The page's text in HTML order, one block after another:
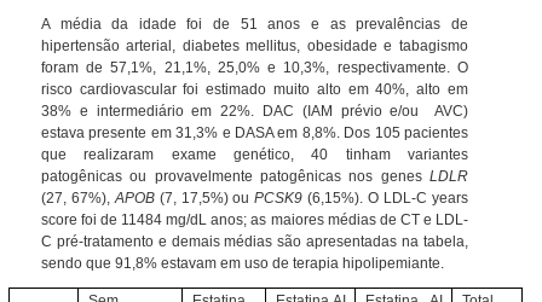
A média da idade foi de 51 anos e as prevalências de
hipertensão arterial, diabetes mellitus, obesidade e tabagismo
foram de 57,1%, 21,1%, 25,0% e 10,3%, respectivamente. O
risco cardiovascular foi estimado muito alto em 40%, alto em
38% e intermediário em 22%. DAC (IAM prévio e/ou AVC)
estava presente em 31,3% e DASA em 8,8%. Dos 105 pacientes
que realizaram exame genético, 40 tinham variantes
patogênicas ou provavelmente patogênicas nos genes LDLR
(27, 67%),APOB(7, 17,5%) ouPCSK9(6,15%). O LDL-C years
score foi de 11484 mg/dL anos; as maiores médias de CT e LDL-
C pré-tratamento e demais médias são apresentadas na tabela,
sendo que 91,8% estavam em uso de terapia hipolipemiante.